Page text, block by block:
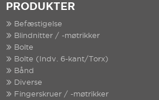
PRODUKTER
Befæstigelse
Blindnitter / -møtrikker
Bolte
Bolte (Indv. 6-kant/Torx)
Bånd
Diverse
Fingerskruer / -møtrikker